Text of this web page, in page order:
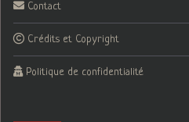
Contact
Crédits et Copyright
Politique de confidentialité